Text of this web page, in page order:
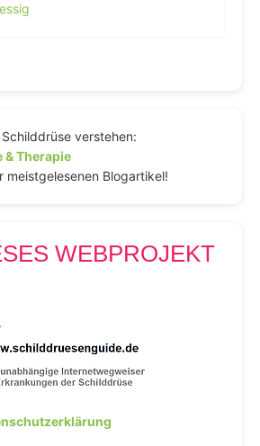
verstehen:
& Therapie
meistgelesenen Blogartikel!
WEBPROJEKT